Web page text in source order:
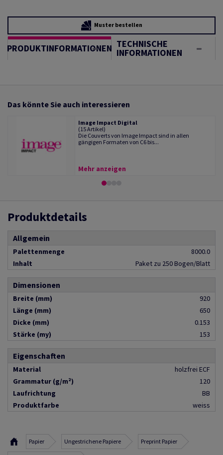
Muster bestellen
PRODUKTINFORMATIONEN TECHNISCHE
INFORMATIONEN
Das könnte Sie auch interessieren
Image Impact Digital
(15 Artikel)
Die Couverts von Image Impact sind in allen
gängigen Formaten von C6 bis...
Mehr anzeigen
Produktdetails
Allgemein
Palettenmenge
8000.0
Inhalt
Paket zu 250 Bogen/Blatt
Dimensionen
Breite (mm)
920
Länge (mm)
650
Dicke (mm)
0.153
Stärke (my)
153
Eigenschaften
Material
holzfrei ECF
Grammatur (g/m²)
120
Laufrichtung
BB
Produktfarbe
weiss
Papier Ungestrichene Papiere Preprint Papier